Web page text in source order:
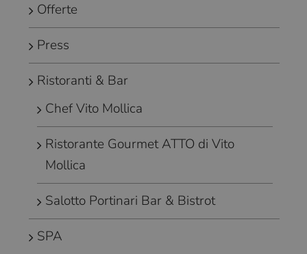
Offerte
Press
Ristoranti & Bar
Chef Vito Mollica
Ristorante Gourmet ATTO di Vito
Mollica
Salotto Portinari Bar & Bistrot
SPA